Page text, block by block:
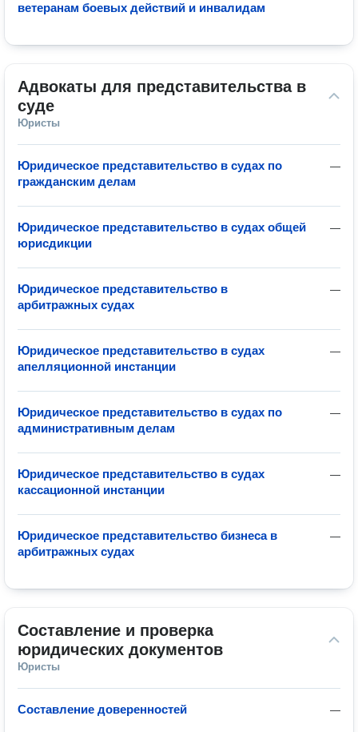
ветеранам боевых действий и инвалидам
Адвокаты для представительства в
суде
Юристы
—
Юридическое представительство в судах по
гражданским делам
—
Юридическое представительство в судах общей
юрисдикции
—
Юридическое представительство в
арбитражных судах
—
Юридическое представительство в судах
апелляционной инстанции
—
Юридическое представительство в судах по
административным делам
—
Юридическое представительство в судах
кассационной инстанции
—
Юридическое представительство бизнеса в
арбитражных судах
Составление и проверка
юридических документов
Юристы
—
Составление доверенностей